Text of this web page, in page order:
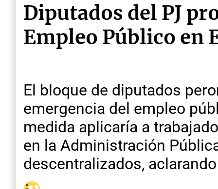
Diputados del PJ
Empleo Público en
El bloque de diputados
emergencia del empleo
medida aplicaría a
en la Administración
descentralizados,